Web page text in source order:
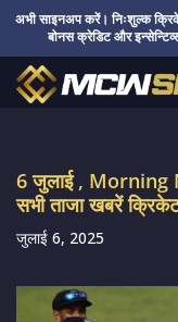
अभी साइनअप करें। निःशुल्क
बोनस क्रेडिट और
6 जुलाई ,
सभी ताजा खबरें
जुलाई 6, 2025